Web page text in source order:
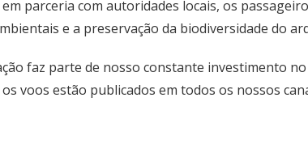
em parceria com autoridades locais, os
e a preservação da biodiversidade do
faz parte de nosso constante investimento
voos estão publicados em todos os nossos